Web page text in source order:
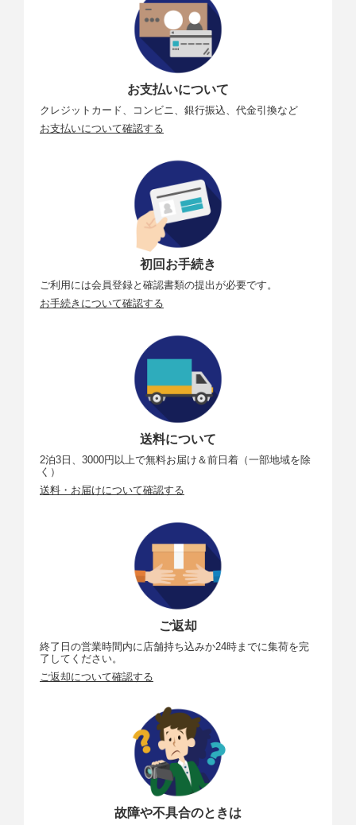
お支払いについて
クレジットカード、コンビニ、銀行振込、代金引換など
お支払いについて確認する
初回お手続き
ご利用には会員登録と確認書類の提出が必要です。
お手続きについて確認する
送料について
2泊3日、3000円以上で無料お届け＆前日着（一部地域を除
く）
送料・お届けについて確認する
ご返却
終了日の営業時間内に店舗持ち込みか24時までに集荷を完
了してください。
ご返却について確認する
故障や不具合のときは